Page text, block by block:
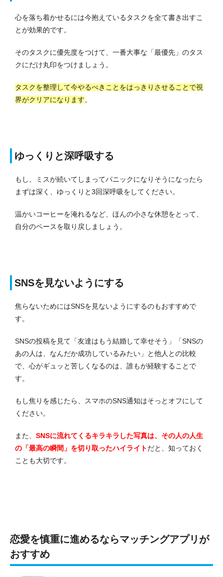
心を落ち着かせるには今抱えているタスクを全て書き出すこ
とが効果的です。
そのタスクに優先度をつけて、一番大事な「最優先」のタス
クにだけ丸印をつけましょう。
タスクを整理して今やるべきことをはっきりさせることで視
界がクリアになります。
ゆっくりと深呼吸する
もし、ミスが続いてしまってパニックになりそうになったら
まずは深く、ゆっくりと3回深呼吸をしてください。
温かいコーヒーを淹れるなど、ほんの小さな休憩をとって、
自分のペースを取り戻しましょう。
SNSを見ないようにする
焦らないためにはSNSを見ないようにするのもおすすめで
す。
SNSの投稿を見て「友達はもう結婚して幸せそう」「SNSの
あの人は、なんだか成功しているみたい」と他人との比較
で、心がギュッと苦しくなるのは、誰もが経験することで
す。
もし焦りを感じたら、スマホのSNS通知はそっとオフにして
ください。
また、 SNSに流れてくるキラキラした写真は、その人の人生
の「最高の瞬間」を切り取ったハイライトだと、知っておく
ことも大切です。
恋愛を慎重に進めるならマッチングアプリが
おすすめ